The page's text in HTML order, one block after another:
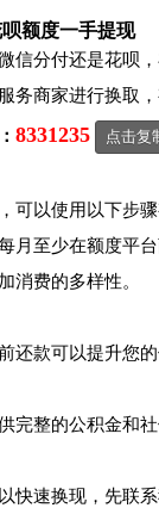
额度一手提现
信分付还是花呗
务商家进行换取
8331235 点击复
可以使用以下步骤
月至少在额度平
消费的多样性。
还款可以提升您
完整的公积金和
快速换现，先联